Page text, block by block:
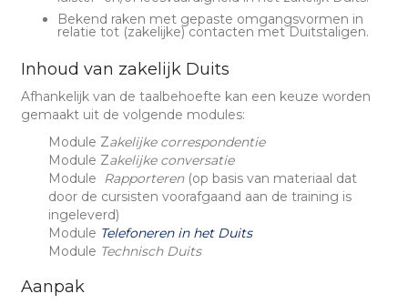
Bekend raken met gepaste omgangsvormen in
relatie tot (zakelijke) contacten met Duitstaligen.
Inhoud van zakelijk Duits
Afhankelijk van de taalbehoefte kan een keuze worden
gemaakt uit de volgende modules:
Module Zakelijke correspondentie
Module Zakelijke conversatie
Module
Rapporteren(op basis van materiaal dat
door de cursisten voorafgaand aan de training is
ingeleverd)
Module Telefoneren in het Duits
Module Technisch Duits
Aanpak